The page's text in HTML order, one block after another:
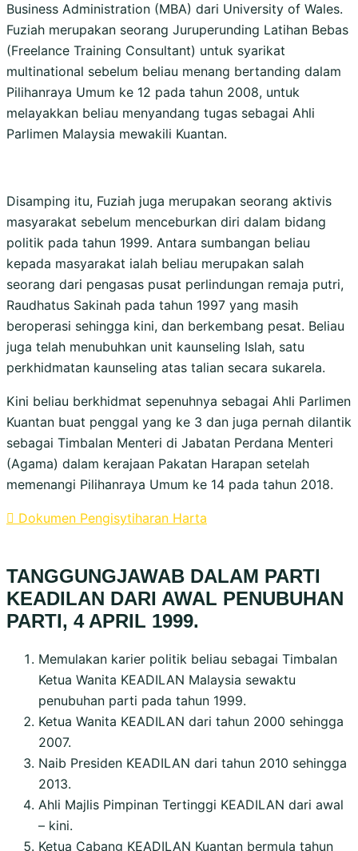
Business Administration (MBA) dari University of Wales.
Fuziah merupakan seorang Juruperunding Latihan Bebas
(Freelance Training Consultant) untuk syarikat
multinational sebelum beliau menang bertanding dalam
Pilihanraya Umum ke 12 pada tahun 2008, untuk
melayakkan beliau menyandang tugas sebagai Ahli
Parlimen Malaysia mewakili Kuantan.
Disamping itu, Fuziah juga merupakan seorang aktivis
masyarakat sebelum menceburkan diri dalam bidang
politik pada tahun 1999. Antara sumbangan beliau
kepada masyarakat ialah beliau merupakan salah
seorang dari pengasas pusat perlindungan remaja putri,
Raudhatus Sakinah pada tahun 1997 yang masih
beroperasi sehingga kini, dan berkembang pesat. Beliau
juga telah menubuhkan unit kaunseling Islah, satu
perkhidmatan kaunseling atas talian secara sukarela.
Kini beliau berkhidmat sepenuhnya sebagai Ahli Parlimen
Kuantan buat penggal yang ke 3 dan juga pernah dilantik
sebagai Timbalan Menteri di Jabatan Perdana Menteri
(Agama) dalam kerajaan Pakatan Harapan setelah
memenangi Pilihanraya Umum ke 14 pada tahun 2018.
Dokumen Pengisytiharan Harta
TANGGUNGJAWAB DALAM PARTI
KEADILAN DARI AWAL PENUBUHAN
PARTI, 4 APRIL 1999.
Memulakan karier politik beliau sebagai Timbalan
Ketua Wanita KEADILAN Malaysia sewaktu
penubuhan parti pada tahun 1999.
Ketua Wanita KEADILAN dari tahun 2000 sehingga
2007.
Naib Presiden KEADILAN dari tahun 2010 sehingga
2013.
Ahli Majlis Pimpinan Tertinggi KEADILAN dari awal
– kini.
Ketua Cabang KEADILAN Kuantan bermula tahun